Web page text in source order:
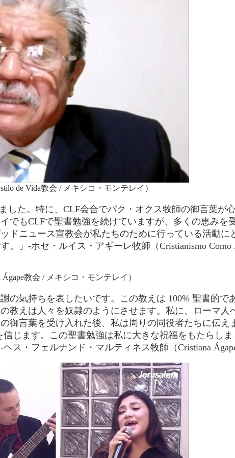
de Vida教会 / メキシコ・モンテレイ）
した。特に、CLF会合でパク・オクス牧師の御言葉
でもCLFで聖書勉強を続けていますが、多くの恵み
ドニュース宣教会が私たちのために行っている活動
」-ホセ・ルイス・アギーレ牧師（Cristianismo Como
教会 / メキシコ・モンテレイ）
の気持ちを表したいです。この教えは 100% 聖書的
教えは人々を奴隷のようにさせます。私に、ローマ人
御言葉を受け入れた後、私は周りの同役者たちに伝
じます。この聖書勉強は私に大きな祝福をもたらし
ス・フェルナンド・マルティネス牧師（Cristiana